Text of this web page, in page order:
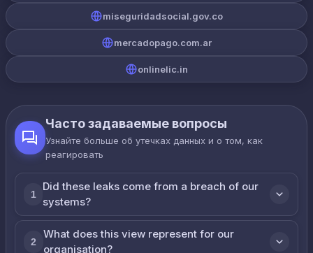
miseguridadsocial.gov.co
mercadopago.com.ar
onlinelic.in
Часто задаваемые вопросы
Узнайте больше об утечках данных и о том, как
реагировать
1
Did these leaks come from a breach of our
systems?
2
What does this view represent for our
organisation?